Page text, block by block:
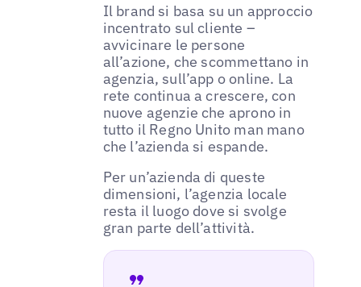
Il brand si basa su un approccio
incentrato sul cliente –
avvicinare le persone
all’azione, che scommettano in
agenzia, sull’app o online. La
rete continua a crescere, con
nuove agenzie che aprono in
tutto il Regno Unito man mano
che l’azienda si espande.
Per un’azienda di queste
dimensioni, l’agenzia locale
resta il luogo dove si svolge
gran parte dell’attività.